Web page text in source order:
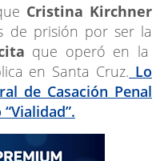
Cristina Kirchner
de prisión por ser la
que operó en la
en Santa Cruz. Lo
de Casación Penal